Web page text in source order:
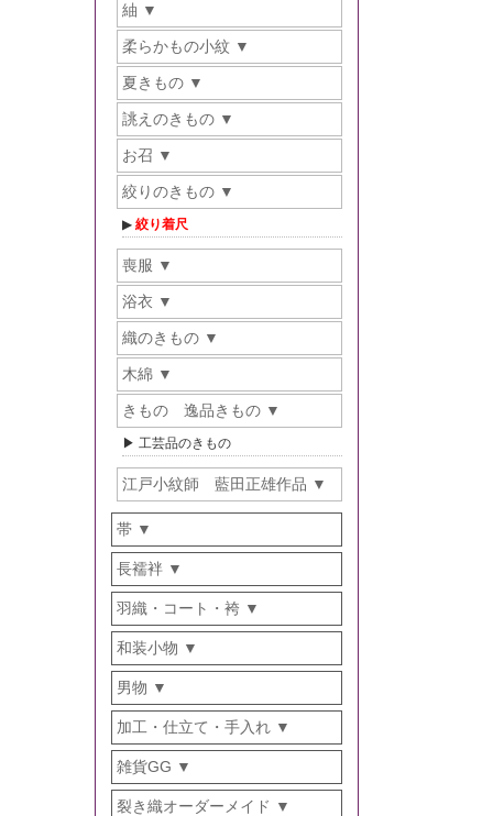
紬
柔らかもの小紋
夏きもの
誂えのきもの
お召
絞りのきもの
絞り着尺
喪服
浴衣
織のきもの
木綿
きもの 逸品きもの
工芸品のきもの
江戸小紋師 藍田正雄作品
帯
長襦袢
羽織・コート・袴
和装小物
男物
加工・仕立て・手入れ
雑貨GG
裂き織オーダーメイド